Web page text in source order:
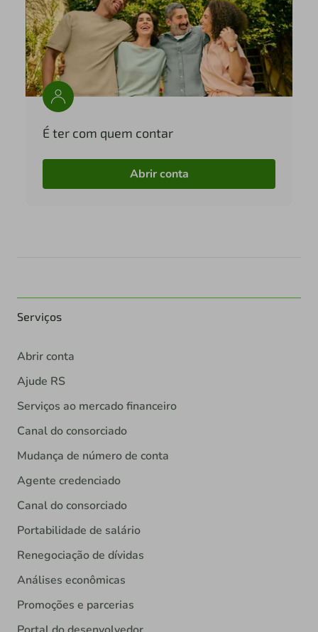
É ter com quem contar
Abrir conta
Serviços
Abrir conta
Ajude RS
Serviços ao mercado financeiro
Canal do consorciado
Mudança de número de conta
Agente credenciado
Canal do consorciado
Portabilidade de salário
Renegociação de dívidas
Análises econômicas
Promoções e parcerias